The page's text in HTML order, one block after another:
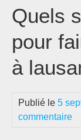
Quels
pour
à
Publié le 5
commentaire